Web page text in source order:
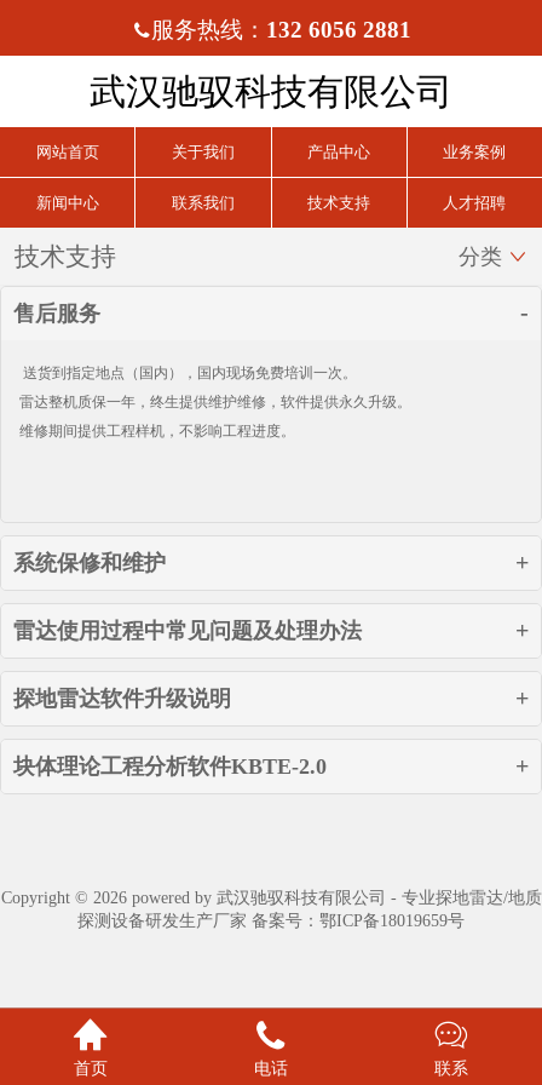
服务热线： 132 6056 2881
武汉驰驭科技有限公司
网站首页 关于我们 产品中心 业务案例
新闻中心 联系我们 技术支持 人才招聘
技术支持 分类 
售后服务
送货到指定地点（国内），国内现场免费培训一次。
雷达整机质保一年，终生提供维护维修，软件提供永久升级。
维修期间提供工程样机，不影响工程进度。
系统保修和维护
1.驰驭科技无线探地雷达系统提供一年国内保修，包括软件版本免费更新，免
达国内有备件，可以及时更换出现故障的模块，维修期间不影响工程任务进
度；
雷达使用过程中常见问题及处理办法
1. 打开探地雷达后，如果电源指示灯不亮，请先将电池充满。
IP 地址： 192.168.2.X（X 为 2 到 254 的任意值）
无线连接需要手动将电脑连接到雷达网络，并且设置电脑的网络密码是
络检测来判断网络正常与否时，如果超过 5 分钟网络仍不可用，请检查电池是
否电量不足或者重新启动雷达。
3. 当设置参数时，如果出现“失败”字样， 请重新设置。如果同样的问题继续出
探地雷达软件升级说明
1
、检查更新
块体理论工程分析软件KBTE-2.0
1）全空间极射赤平投影及分析：在图形上直接显示
（2 ）复杂块体形态分析：不定位块体几何形态分析；
包括凹形块体在内的定位块体形态分析；
Copyright © 2026 powered by 武汉驰驭科技有限公司 - 专业探地雷达/地质
探测设备研发生产厂家 备案号： 鄂ICP备18019659号

首页

电话

联系